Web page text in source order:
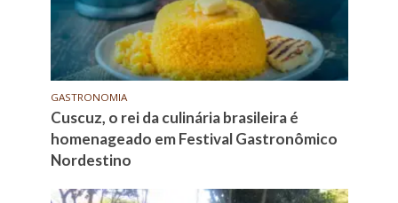
GASTRONOMIA
Cuscuz, o rei da culinária brasileira é
homenageado em Festival Gastronômico
Nordestino